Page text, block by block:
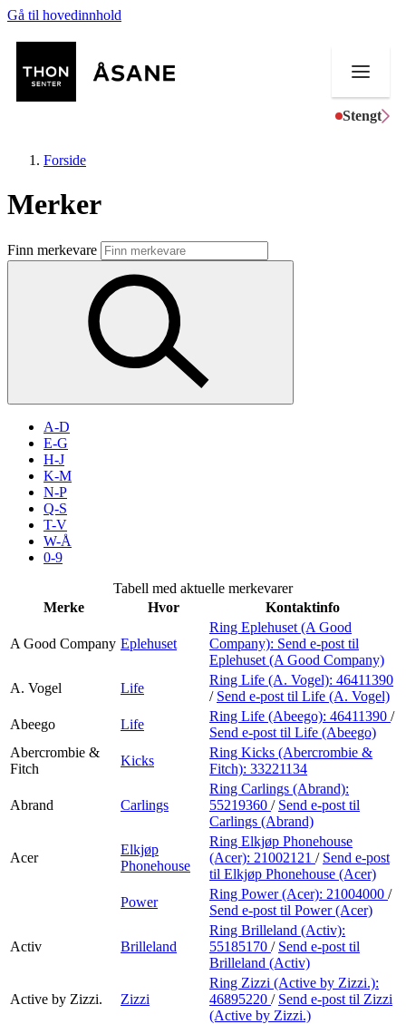
Gå til hovedinnhold
Stengt
Butikker
Mat og drikke
Aktiviteter
Kundeklubb
Inspirasjon
Søk
Åpningstider
Praktisk informasjon
Ledige stillinger
Magasin
Gavekort
Forside
Merker
Finn merkevare
A-D
E-G
H-J
K-M
N-P
Q-S
T-V
W-Å
0-9
Tabell med aktuelle merkevarer
Merke
Hvor Kontaktinfo
A Good Company Eplehuset
Ring Eplehuset (A Good
Company): Send e-post til
Eplehuset (A Good Company)
A. Vogel
Life
Ring Life (A. Vogel): 46411390
/ Send e-post til Life (A. Vogel)
Abeego
Life
Ring Life (Abeego): 46411390 /
Send e-post til Life (Abeego)
Abercrombie &
Fitch
Kicks
Ring Kicks (Abercrombie &
Fitch): 33221134
Abrand Carlings
Ring Carlings (Abrand):
55219360 / Send e-post til
Carlings (Abrand)
Acer
Elkjøp
Phonehouse
Ring Elkjøp Phonehouse
(Acer): 21002121 / Send e-post
til Elkjøp Phonehouse (Acer)
Power
Ring Power (Acer): 21004000 /
Send e-post til Power (Acer)
Activ Brilleland
Ring Brilleland (Activ):
55185170 / Send e-post til
Brilleland (Activ)
Active by Zizzi. Zizzi
Ring Zizzi (Active by Zizzi.):
46895220 / Send e-post til Zizzi
(Active by Zizzi.)